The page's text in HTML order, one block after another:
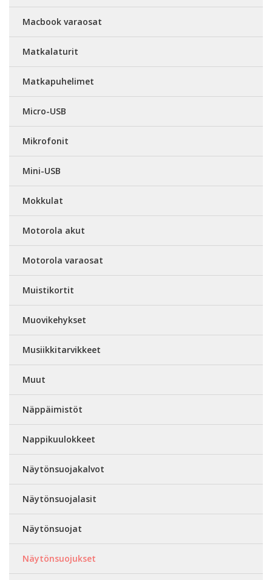
Macbook varaosat
Matkalaturit
Matkapuhelimet
Micro-USB
Mikrofonit
Mini-USB
Mokkulat
Motorola akut
Motorola varaosat
Muistikortit
Muovikehykset
Musiikkitarvikkeet
Muut
Näppäimistöt
Nappikuulokkeet
Näytönsuojakalvot
Näytönsuojalasit
Näytönsuojat
Näytönsuojukset